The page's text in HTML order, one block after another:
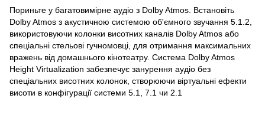
Пориньте у багатовимірне аудіо з Dolby Atmos. Встановіть
Dolby Atmos з акустичною системою об'ємного звучання 5.1.2,
використовуючи колонки висотних каналів Dolby Atmos або
спеціальні стельові гучномовці, для отримання максимальних
вражень від домашнього кінотеатру. Система Dolby Atmos
Height Virtualization забезпечує занурення аудіо без
спеціальних висотних колонок, створюючи віртуальні ефекти
висоти в конфігурації системи 5.1, 7.1 чи 2.1